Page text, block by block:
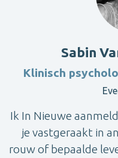
Sabin
Klinisch
Ik In Nieuwe
je vastgeraakt in
rouw of bepaalde